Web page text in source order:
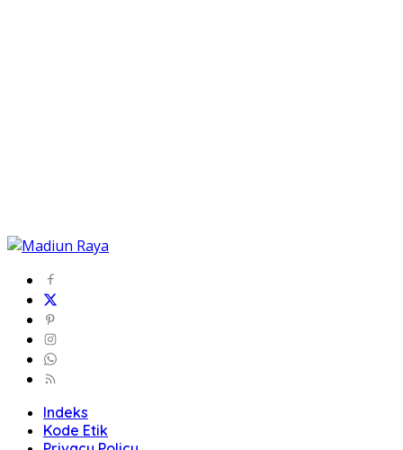
Indeks
Kode Etik